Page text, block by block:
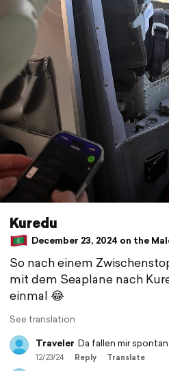
Kuredu
December 23, 2024 on the
So nach einem
mit dem Seaplane nach
einmal 😂
See translation
Traveler Da fallen mir
12/23/24 Reply Translate